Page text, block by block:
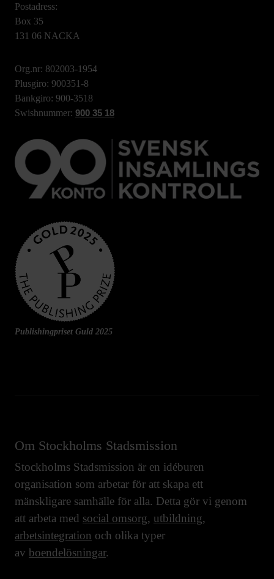
Postadress:
Box 35
131 06 NACKA
Org.nr: 802003-1954
Plusgiro: 900351-8
Bankgiro: 900-3518
Swishnummer: 900 35 18
Publishingpriset Guld 2025
Om Stockholms Stadsmission
Stockholms Stadsmission är en idéburen
organisation som arbetar för att skapa ett
mänskligare samhälle för alla. Detta gör vi genom
att arbeta med social omsorg, utbildning,
arbetsintegration och olika typer
av boendelösningar.